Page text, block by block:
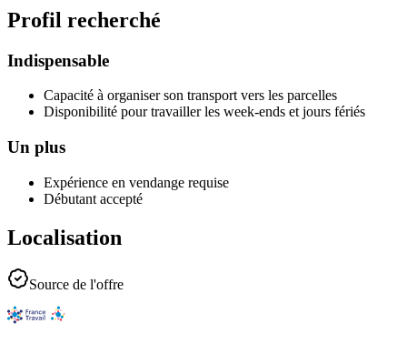
Profil recherché
Indispensable
Capacité à organiser son transport vers les parcelles
Disponibilité pour travailler les week-ends et jours fériés
Un plus
Expérience en vendange requise
Débutant accepté
Localisation
Source de l'offre